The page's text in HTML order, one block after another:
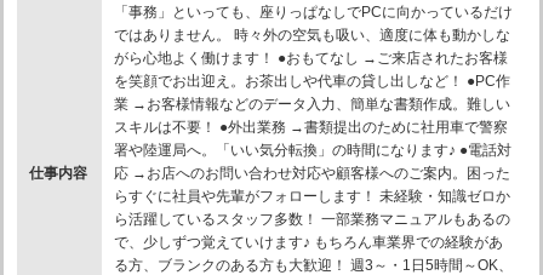
仕事内容
「事務」といっても、座りっぱなしでPCに向かっているだけ
ではありません。 時々外の空気も吸い、適度に体も動かしな
がら心地よく働けます！ ●おもてなし →ご来店されたお客様
を笑顔でお出迎え。お茶出しや代車の貸し出しなど！ ●PC作
業 →お客様情報などのデータ入力、簡単な書類作成。難しい
スキルは不要！ ●外出業務 →書類提出のために社用車で警察
署や陸運局へ。「いい気分転換」の時間になります♪ ●電話対
応 →お店へのお問い合わせ対応や顧客様へのご案内。困った
らすぐに社員や先輩がフォローします！ 未経験・知識ゼロか
ら活躍しているスタッフ多数！ 一部業務マニュアルもあるの
で、少しずつ覚えていけます♪ もちろん車業界での経験があ
る方、ブランクのある方も大歓迎！ 週3～・1日5時間～OK、